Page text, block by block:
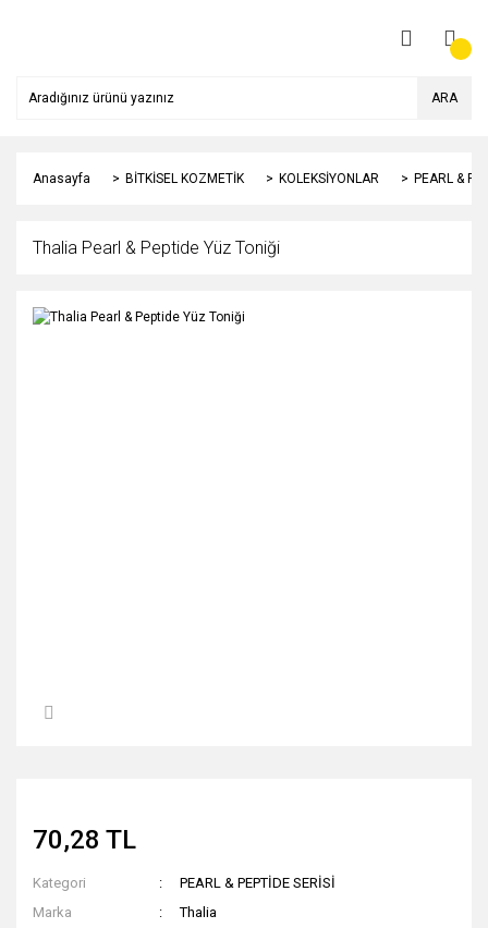
ARA
Anasayfa BİTKİSEL KOZMETİK KOLEKSİYONLAR PEARL &
Thalia Pearl & Peptide Yüz Toniği
70,28 TL
Kategori
PEARL & PEPTİDE SERİSİ
Marka
Thalia